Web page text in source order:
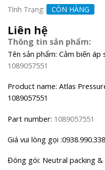
Tình Trạng: CÒN HÀNG
Liên hệ
Thông tin sản phẩm:
Tên sản phẩm: Cảm biến áp
1089057551
Product name: Atlas
1089057551
Part number: 1089057551
Giá vui lòng gọi
Đóng gói: Neutral packing &